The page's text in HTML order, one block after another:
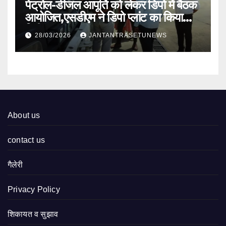
पेट्रोल-डीजल आपूर्ति को लेकर डिपो में बैठक
आयोजित,एसडीएम ने डिपो प्लांट का किया
निरीक्षण
28/03/2026 JANTANTRASETUNEWS
About us
contact us
गैलेरी
Privacy Policy
शिकायत व सुझाव